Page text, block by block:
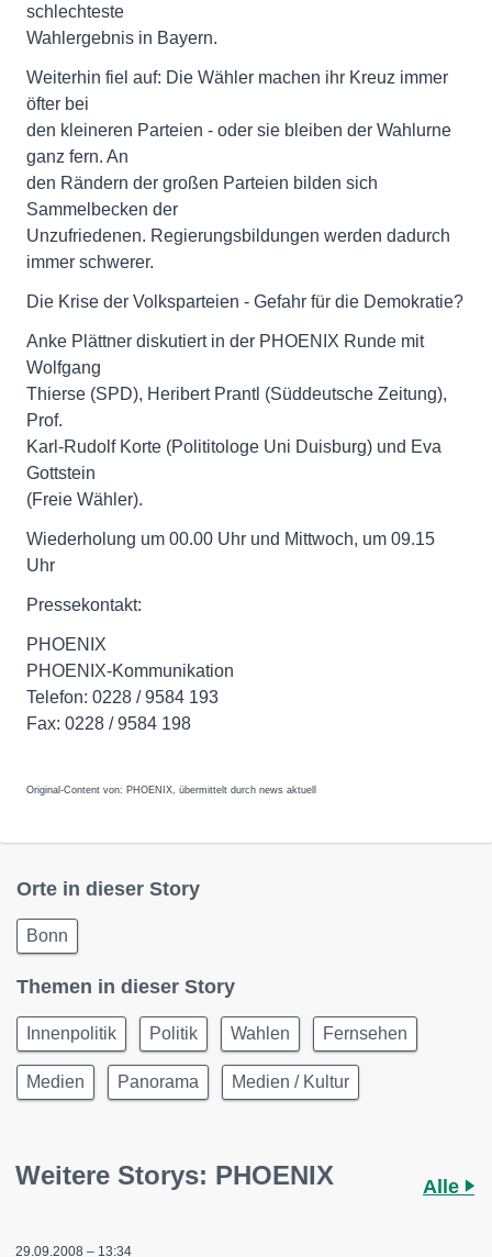
schlechteste
Wahlergebnis in Bayern.
Weiterhin fiel auf: Die Wähler machen ihr Kreuz immer
öfter bei
den kleineren Parteien - oder sie bleiben der Wahlurne
ganz fern. An
den Rändern der großen Parteien bilden sich
Sammelbecken der
Unzufriedenen. Regierungsbildungen werden dadurch
immer schwerer.
Die Krise der Volksparteien - Gefahr für die Demokratie?
Anke Plättner diskutiert in der PHOENIX Runde mit
Wolfgang
Thierse (SPD), Heribert Prantl (Süddeutsche Zeitung),
Prof.
Karl-Rudolf Korte (Polititologe Uni Duisburg) und Eva
Gottstein
(Freie Wähler).
Wiederholung um 00.00 Uhr und Mittwoch, um 09.15
Uhr
Pressekontakt:
PHOENIX
PHOENIX-Kommunikation
Telefon: 0228 / 9584 193
Fax: 0228 / 9584 198
Original-Content von: PHOENIX, übermittelt durch news aktuell
Orte in dieser Story
Bonn
Themen in dieser Story
Innenpolitik Politik Wahlen Fernsehen
Medien Panorama Medien / Kultur
Weitere Storys: PHOENIX Alle
29.09.2008 – 13:34